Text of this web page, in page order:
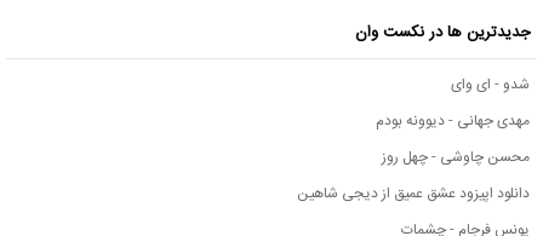
جدیدترین ها در نکست وان
شدو - ای وای
مهدی جهانی - دیوونه بودم
محسن چاوشی - چهل روز
دانلود اپیزود عشق عمیق از دیجی شاهین
یونس فرجام - چشمات